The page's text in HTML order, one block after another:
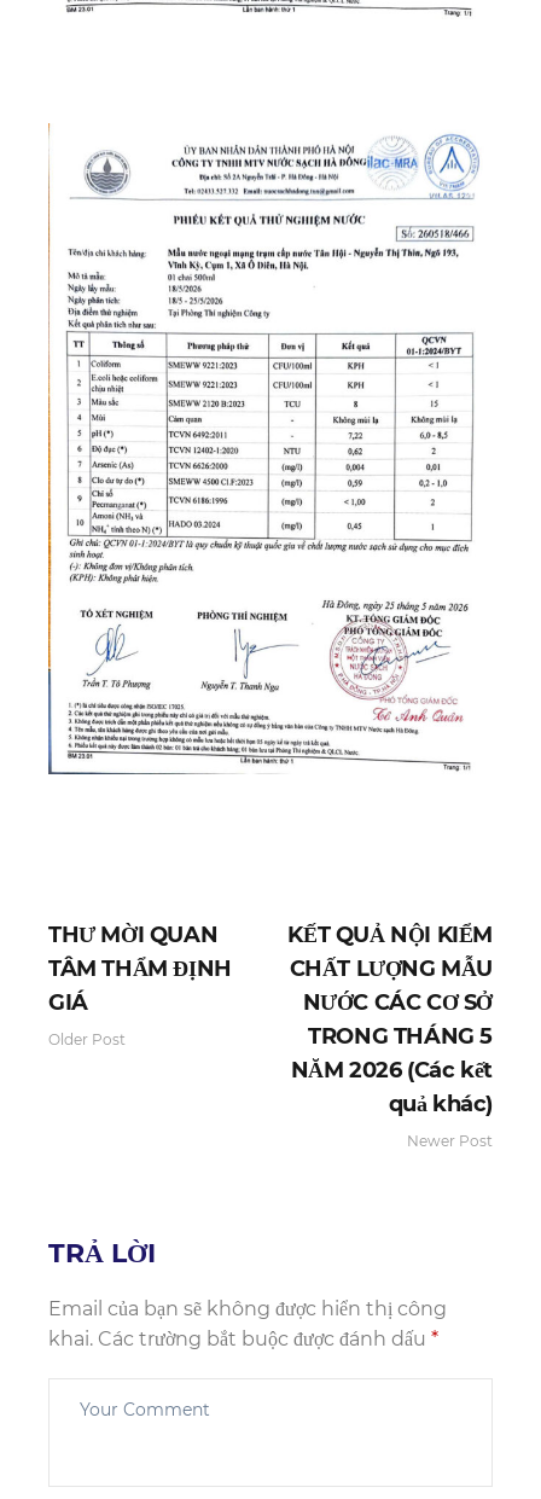
THƯ MỜI QUAN
TÂM THẨM ĐỊNH
GIÁ
Older Post
KẾT QUẢ NỘI KIỂM
CHẤT LƯỢNG MẪU
NƯỚC CÁC CƠ SỞ
TRONG THÁNG 5
NĂM 2026 (Các kết
quả khác)
Newer Post
TRẢ LỜI
Email của bạn sẽ không được hiển thị công
khai. Các trường bắt buộc được đánh dấu *